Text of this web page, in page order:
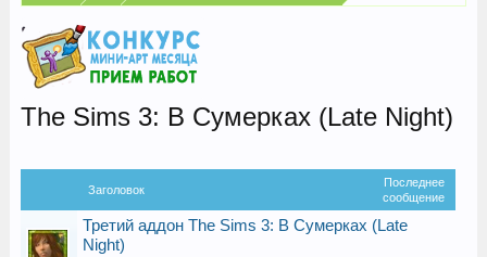
The Sims 3: В Сумерках (Late Night)
Заголовок
Последнее
сообщение
Третий аддон The Sims 3: В Сумерках (Late
Night)